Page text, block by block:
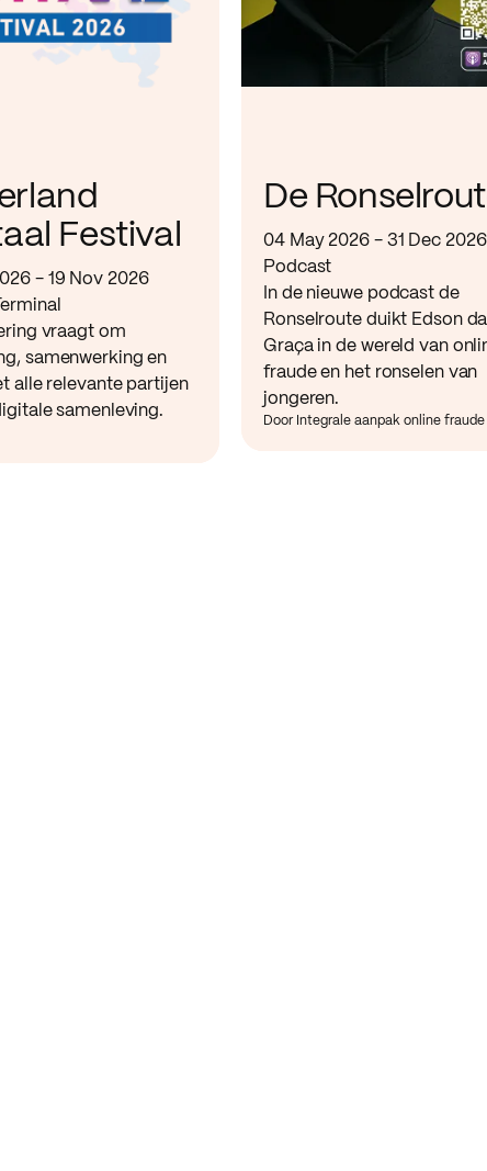
Festival
- 19 Nov 2026
vraagt om
samenwerking en
alle relevante partijen
samenleving.
De
04 May 2026 - 31 Dec 2026
Podcast
In de nieuwe podcast de
Ronselroute duikt Edson da
Graça in de wereld van
fraude en het ronselen van
jongeren.
Door Integrale aanpak online fraude